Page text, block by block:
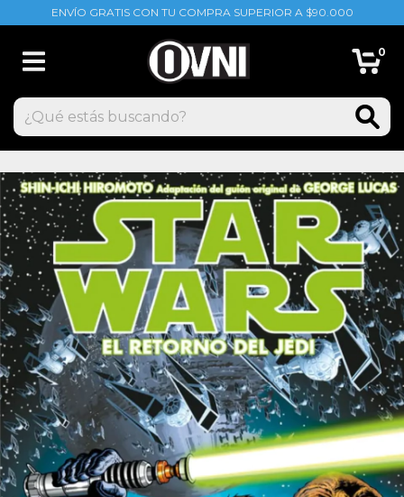
ENVÍO GRATIS CON TU COMPRA SUPERIOR A $90.000
0